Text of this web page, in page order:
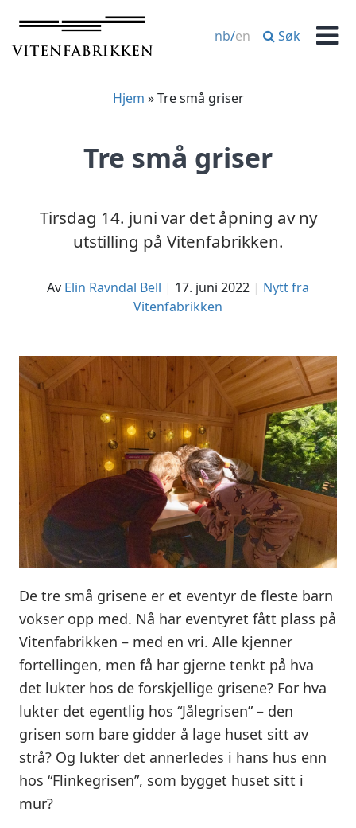
innhold
nb/en Søk
Hjem »Tre små griser
Tre små griser
Tirsdag 14. juni var det åpning av ny
utstilling på Vitenfabrikken.
av Elin Ravndal Bell 17. juni 2022
Nytt fra
Vitenfabrikken
De tre små grisene er et eventyr de fleste barn
vokser opp med. Nå har eventyret fått plass på
Vitenfabrikken – med en vri. Alle kjenner
fortellingen, men få har gjerne tenkt på hva
det lukter hos de forskjellige grisene? For hva
lukter det egentlig hos “Jålegrisen” – den
grisen som bare gidder å lage huset sitt av
strå? Og lukter det annerledes i hans hus enn
hos “Flinkegrisen”, som bygget huset sitt i
mur?